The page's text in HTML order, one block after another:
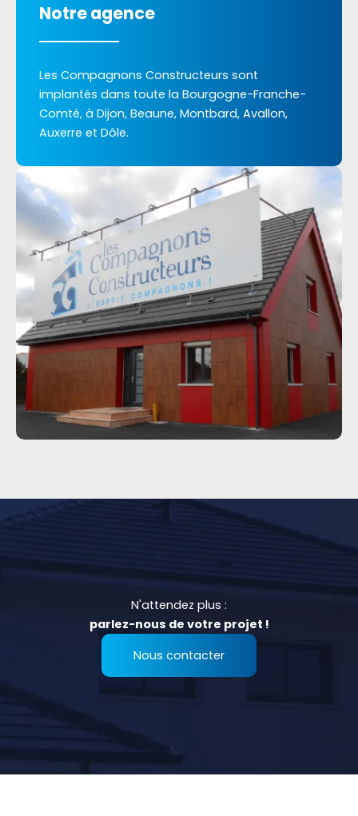
Notre agence
Les Compagnons Constructeurs sont
implantés dans toute la Bourgogne-Franche-
Comté, à Dijon, Beaune, Montbard, Avallon,
Auxerre et Dôle.
N'attendez plus :
parlez-nous de votre projet !
Nous contacter